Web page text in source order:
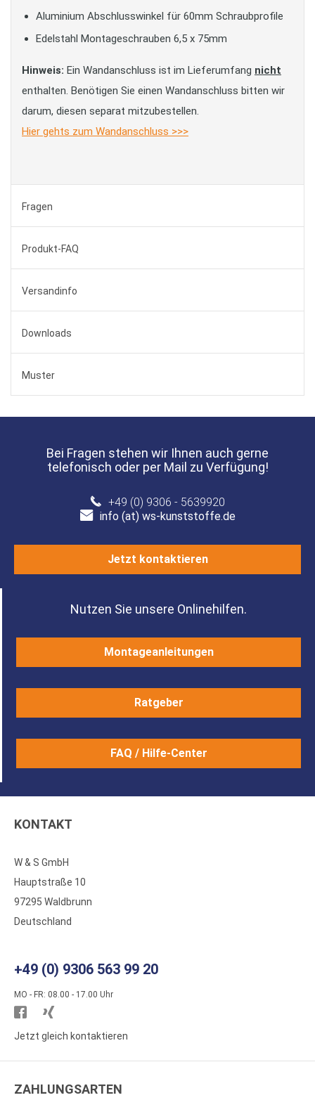
Aluminium Abschlusswinkel für 60mm Schraubprofile
Edelstahl Montageschrauben 6,5 x 75mm
Hinweis: Ein Wandanschluss ist im Lieferumfang nicht
enthalten. Benötigen Sie einen Wandanschluss bitten wir
darum, diesen separat mitzubestellen.
Hier gehts zum Wandanschluss >>>
Fragen
Produkt-FAQ
Versandinfo
Downloads
Muster
Bei Fragen stehen wir Ihnen auch gerne
telefonisch oder per Mail zu Verfügung!
+49 (0) 9306 - 5639920
info (at) ws-kunststoffe.de
Jetzt kontaktieren
Nutzen Sie unsere Onlinehilfen.
Montageanleitungen
Ratgeber
FAQ / Hilfe-Center
KONTAKT
W & S GmbH
Hauptstraße 10
97295 Waldbrunn
Deutschland
+49 (0) 9306 563 99 20
MO - FR: 08.00 - 17.00 Uhr
Besuchen
Sie
auf
Sie
auf
Jetzt gleich kontaktieren
ZAHLUNGSARTEN